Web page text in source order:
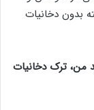
بدون دخانیات
من، ترک دخانیات